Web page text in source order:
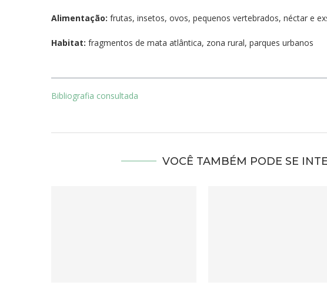
Alimentação: frutas, insetos, ovos, pequenos vertebrados, néctar e
Habitat: fragmentos de mata atlântica, zona rural, parques urbanos
Bibliografia consultada
VOCÊ TAMBÉM PODE SE